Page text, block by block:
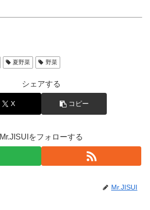
夏野菜 野菜
シェアする
X コピー
Mr.JISUIをフォローする
Mr.JISUI